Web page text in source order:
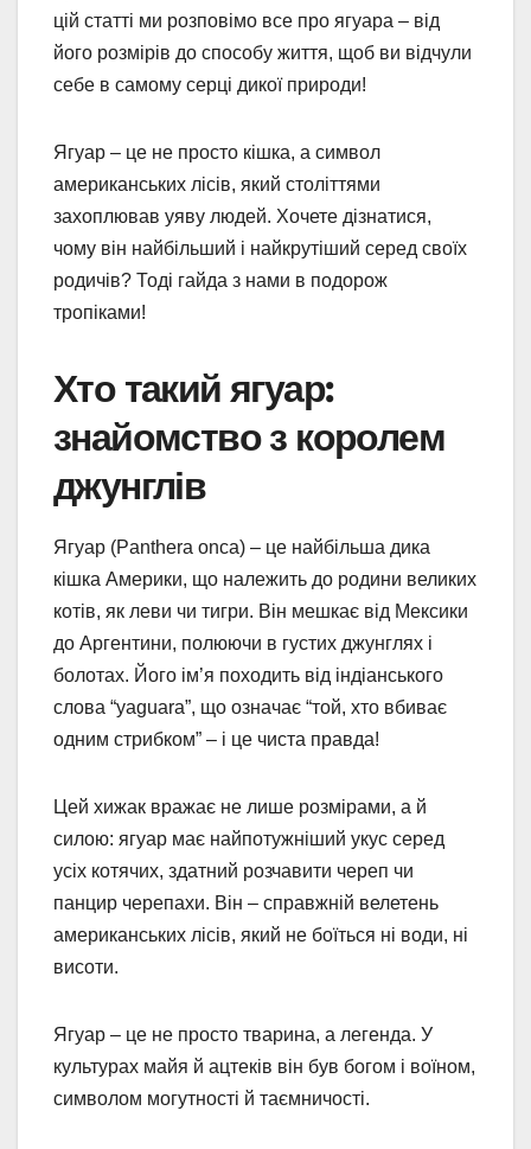
цій статті ми розповімо все про ягуара – від
його розмірів до способу життя, щоб ви відчули
себе в самому серці дикої природи!
Ягуар – це не просто кішка, а символ
американських лісів, який століттями
захоплював уяву людей. Хочете дізнатися,
чому він найбільший і найкрутіший серед своїх
родичів? Тоді гайда з нами в подорож
тропіками!
Хто такий ягуар:
знайомство з королем
джунглів
Ягуар (Panthera onca) – це найбільша дика
кішка Америки, що належить до родини великих
котів, як леви чи тигри. Він мешкає від Мексики
до Аргентини, полюючи в густих джунглях і
болотах. Його ім’я походить від індіанського
слова “yaguara”, що означає “той, хто вбиває
одним стрибком” – і це чиста правда!
Цей хижак вражає не лише розмірами, а й
силою: ягуар має найпотужніший укус серед
усіх котячих, здатний розчавити череп чи
панцир черепахи. Він – справжній велетень
американських лісів, який не боїться ні води, ні
висоти.
Ягуар – це не просто тварина, а легенда. У
культурах майя й ацтеків він був богом і воїном,
символом могутності й таємничості.